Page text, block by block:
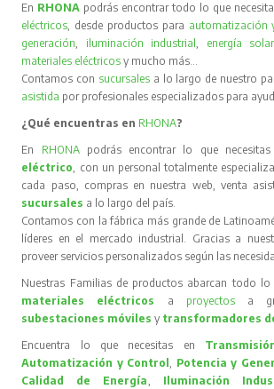
En RHONA podrás encontrar todo lo que
eléctricos, desde productos para automatización
generación, iluminación industrial, energía solar
materiales eléctricos y mucho más…
Contamos con sucursales a lo largo de nuestro
asistida por profesionales especializados para
¿Qué encuentras en RHONA?
En RHONA podrás encontrar lo que
eléctrico, con un personal totalmente
cada paso, compras en nuestra web, venta
sucursales a lo largo del país.
Contamos con la fábrica más grande de
líderes en el mercado industrial. Gracias a
proveer servicios personalizados según las
Nuestras Familias de productos abarcan todo lo
materiales eléctricos
a proyectos
a
subestaciones móvilesy transformadores
Encuentra lo que necesitas en
Automatización y Control, Potencia y
Calidad de Energía, Iluminación